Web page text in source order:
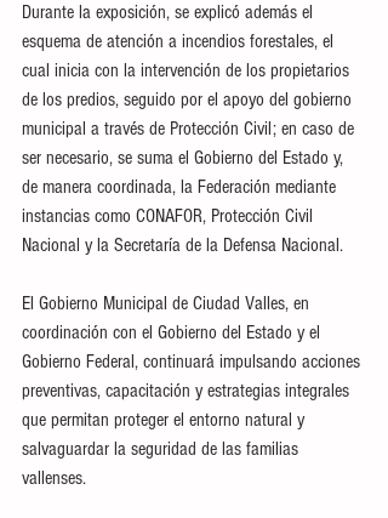
Durante la exposición, se explicó además el
esquema de atención a incendios forestales, el
cual inicia con la intervención de los propietarios
de los predios, seguido por el apoyo del gobierno
municipal a través de Protección Civil; en caso de
ser necesario, se suma el Gobierno del Estado y,
de manera coordinada, la Federación mediante
instancias como CONAFOR, Protección Civil
Nacional y la Secretaría de la Defensa Nacional.
El Gobierno Municipal de Ciudad Valles, en
coordinación con el Gobierno del Estado y el
Gobierno Federal, continuará impulsando acciones
preventivas, capacitación y estrategias integrales
que permitan proteger el entorno natural y
salvaguardar la seguridad de las familias
vallenses.